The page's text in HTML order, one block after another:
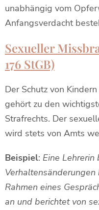
unabhängig vom
Anfangsverdacht
Sexueller
176 StGB)
Der Schutz von
gehört zu den
Strafrechts. Der
wird stets von Amts
Beispiel: Eine Lehrerin
Verhaltensänderungen
Rahmen eines
an und berichtet von